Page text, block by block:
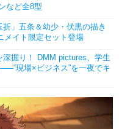
など全8型
折」五条＆幼少・伏黒の描き
メイト限定セット登場
深掘り！ DMM pictures、学生
現場×ビジネス”を一夜でキ